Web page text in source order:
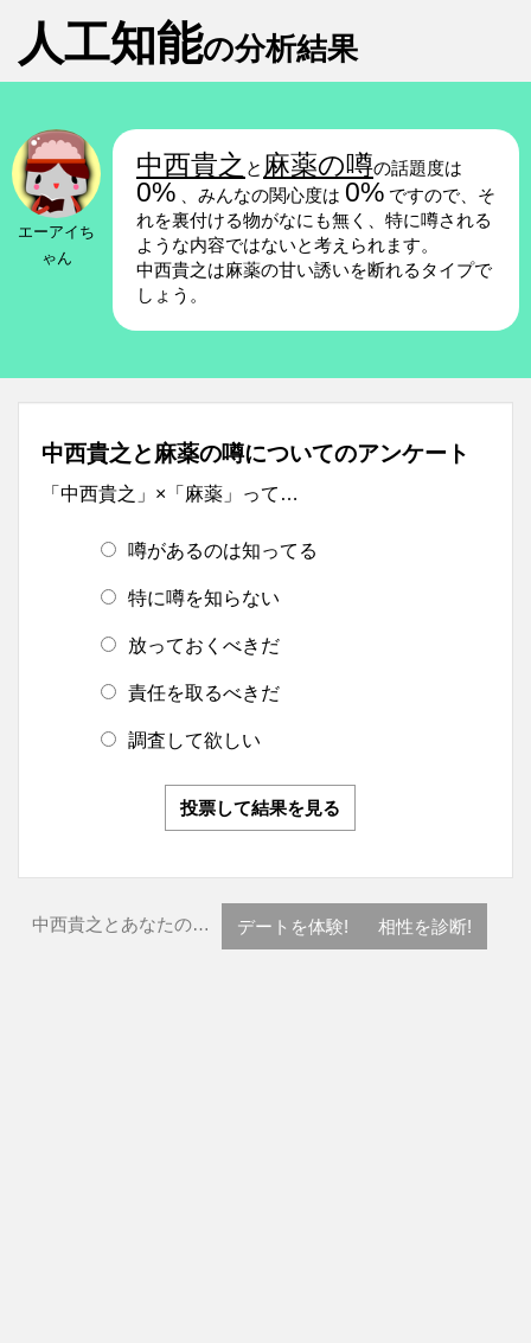
人工知能の分析結果
エーアイち
ゃん
中西貴之 と 麻薬の噂の話題度は
0% 、みんなの関心度は 0% ですので、そ
れを裏付ける物がなにも無く、特に噂される
ような内容ではないと考えられます。
中西貴之は麻薬の甘い誘いを断れるタイプで
しょう。
中西貴之と麻薬の噂についてのアンケート
「中西貴之」×「麻薬」って…
噂があるのは知ってる
特に噂を知らない
放っておくべきだ
責任を取るべきだ
調査して欲しい
投票して結果を見る
中西貴之とあなたの… デートを体験! 相性を診断!